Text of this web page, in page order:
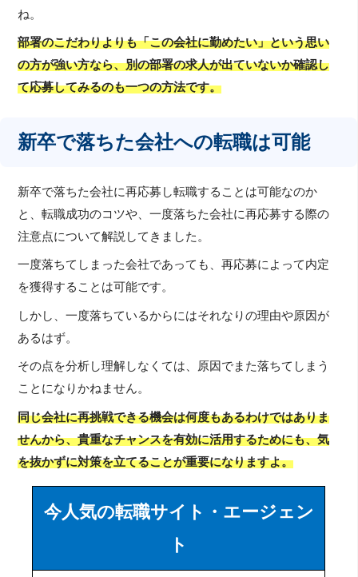
ね。
部署のこだわりよりも「この会社に勤めたい」という思い
の方が強い方なら、別の部署の求人が出ていないか確認し
て応募してみるのも一つの方法です。
新卒で落ちた会社への転職は可能
新卒で落ちた会社に再応募し転職することは可能なのか
と、転職成功のコツや、一度落ちた会社に再応募する際の
注意点について解説してきました。
一度落ちてしまった会社であっても、再応募によって内定
を獲得することは可能です。
しかし、一度落ちているからにはそれなりの理由や原因が
あるはず。
その点を分析し理解しなくては、原因でまた落ちてしまう
ことになりかねません。
同じ会社に再挑戦できる機会は何度もあるわけではありま
せんから、貴重なチャンスを有効に活用するためにも、気
を抜かずに対策を立てることが重要になりますよ。
今人気の転職サイト・エージェン
ト